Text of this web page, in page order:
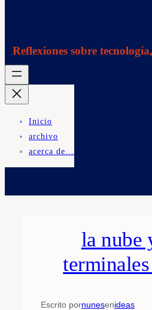
Reflexiones sobre
Inicio
archivo
acerca de…
la nube
Escrito pornunesenideas